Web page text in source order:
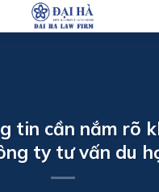
tin cần nắm rõ
ty tư vấn du